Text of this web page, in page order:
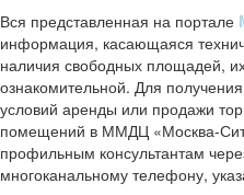
Вся представленная на портале
информация, касающаяся
наличия свободных площадей,
ознакомительной. Для
условий аренды или продажи
помещений в ММДЦ «Москва-
профильным консультантам
многоканальному телефону,